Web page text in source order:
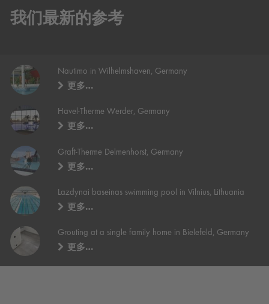
我们最新的参考
Nautimo in Wilhelmshaven, Germany
更多…
Havel-Therme Werder, Germany
更多…
Graft-Therme Delmenhorst, Germany
更多…
Lazdynai baseinas swimming pool in Vilnius, Lithuania
更多…
Grouting at a single family home in Bielefeld, Germany
更多…